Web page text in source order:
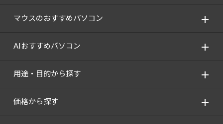
マウスのおすすめパソコン
AIおすすめパソコン
用途・目的から探す
価格から探す